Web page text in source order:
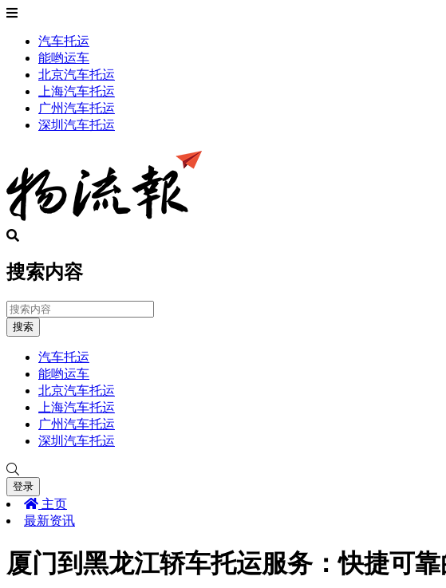
汽车托运
能哟运车
北京汽车托运
上海汽车托运
广州汽车托运
深圳汽车托运
搜索内容
搜索
汽车托运
能哟运车
北京汽车托运
上海汽车托运
广州汽车托运
深圳汽车托运
登录
主页
最新资讯
厦门到黑龙江轿车托运服务：快捷可